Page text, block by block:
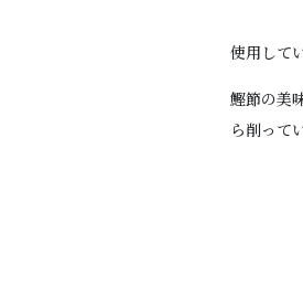
使用して
鰹節の美
ら削って